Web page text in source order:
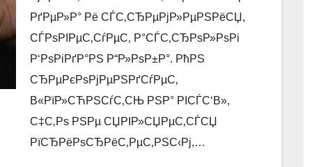
РґРµР»Р° Рё СЃС‚СЂРµРјР»РµРЅРёСЏ,
СЃРѕРІРµС‚СѓРµС‚ Р°СЃС‚СЂРѕР»РѕРі
Р‘РѕРіРґР°РЅ Р“Р»РѕР±Р°. РћРЅ
СЂРµРєРѕРјРµРЅРґСѓРµС‚
В«РїР»СЋРЅСѓС‚СЊ РЅР° РІСЃС‘В»,
С‡С‚Рѕ РЅРµ СЏРІР»СЏРµС‚СЃСЏ
РїСЂРёРѕСЂРёС‚РµС‚РЅС‹Рј,…